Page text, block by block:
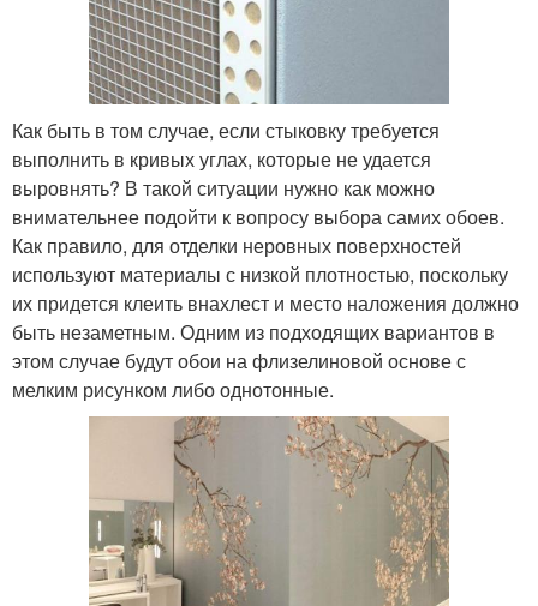
Как быть в том случае, если стыковку требуется
выполнить в кривых углах, которые не удается
выровнять? В такой ситуации нужно как можно
внимательнее подойти к вопросу выбора самих обоев.
Как правило, для отделки неровных поверхностей
используют материалы с низкой плотностью, поскольку
их придется клеить внахлест и место наложения должно
быть незаметным. Одним из подходящих вариантов в
этом случае будут обои на флизелиновой основе с
мелким рисунком либо однотонные.